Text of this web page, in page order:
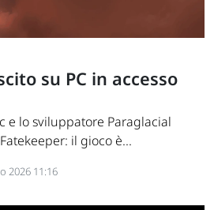
su PC in accesso
e lo sviluppatore Paraglacial
il gioco è...
2026 11:16